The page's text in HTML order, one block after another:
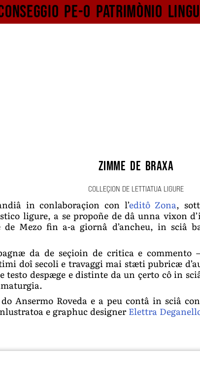
pe-o patrimònio
Zimme de braxa
COLLEÇION DE LETTIATUA LIGURE
in conlaboraçion con l’editô Zona,
ligure, a se propoñe de dâ unna vixon
Mezo fin a-a giornâ d’ancheu, in sciâ
da de seçioin de critica e commento
doî secoli e travaggi mai stæti pubricæ
despæge e distinte da un çerto cô in
Ansermo Roveda e a peu contâ in sciâ
e graphuc designerElettra